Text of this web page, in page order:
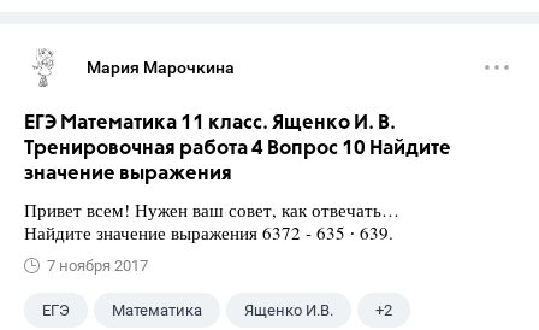
Мария Марочкина
ЕГЭ Математика 11 класс. Ященко И. В.
Тренировочная работа 4 Вопрос 10 Найдите
значение выражения
Привет всем! Нужен ваш совет, как отвечать…
Найдите значение выражения 6372 - 635 ∙ 639.
7 ноября 2017
ЕГЭ Математика Ященко И.В. +2